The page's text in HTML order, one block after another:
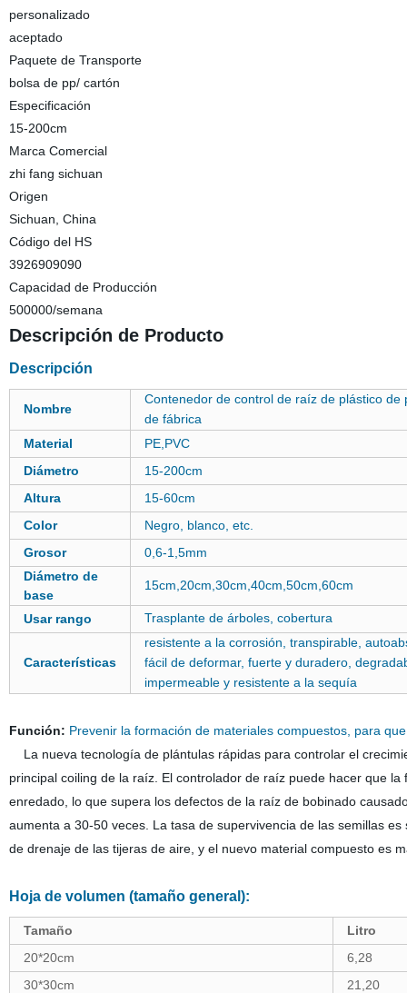
personalizado
aceptado
Paquete de Transporte
bolsa de pp/ cartón
Especificación
15-200cm
Marca Comercial
zhi fang sichuan
Origen
Sichuan, China
Código del HS
3926909090
Capacidad de Producción
500000/semana
Descripción de Producto
Descripción
Nombre
Contenedor de control de raíz de plástico de
de fábrica
Material
PE,PVC
Diámetro
15-200cm
Altura
15-60cm
Color
Negro, blanco, etc.
Grosor
0,6-1,5mm
Diámetro de
base
15cm,20cm,30cm,40cm,50cm,60cm
Usar rango Trasplante de árboles, cobertura
Características
resistente a la corrosión, transpirable,
fácil de deformar, fuerte y duradero,
impermeable y resistente a la sequía
Función: Prevenir la formación de materiales compuestos, para
La nueva tecnología de plántulas rápidas para controlar el
principal coiling de la raíz. El controlador de raíz puede hacer que
enredado, lo que supera los defectos de la raíz de bobinado
aumenta a 30-50 veces. La tasa de supervivencia de las semillas
de drenaje de las tijeras de aire, y el nuevo material compuesto es
Hoja de volumen (tamaño general):
Tamaño
Litro
20*20cm
6,28
30*30cm
21,20